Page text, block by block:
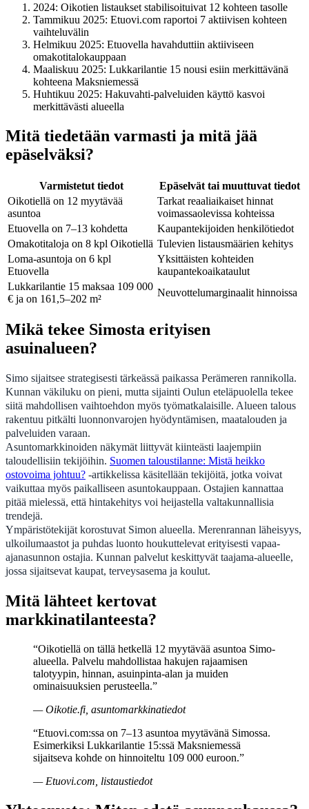
2024: Oikotien listaukset stabilisoituivat 12 kohteen tasolle
Tammikuu 2025: Etuovi.com raportoi 7 aktiivisen kohteen
vaihteluvälin
Helmikuu 2025: Etuovella havahduttiin aktiiviseen
omakotitalokauppaan
Maaliskuu 2025: Lukkarilantie 15 nousi esiin merkittävänä
kohteena Maksniemessä
Huhtikuu 2025: Hakuvahti-palveluiden käyttö kasvoi
merkittävästi alueella
Mitä tiedetään varmasti ja mitä jää
epäselväksi?
Varmistetut tiedot
Epäselvät tai muuttuvat tiedot
Oikotiellä on 12 myytävää
asuntoa
Tarkat reaaliaikaiset hinnat
voimassaolevissa kohteissa
Etuovella on 7–13 kohdetta
Kaupantekijoiden henkilötiedot
Omakotitaloja on 8 kpl Oikotiellä Tulevien listausmäärien kehitys
Loma-asuntoja on 6 kpl
Etuovella
Yksittäisten kohteiden
kaupantekoaikataulut
Lukkarilantie 15 maksaa 109 000
€ ja on 161,5–202 m²
Neuvottelumarginaalit hinnoissa
Mikä tekee Simosta erityisen
asuinalueen?
Simo sijaitsee strategisesti tärkeässä paikassa Perämeren rannikolla.
Kunnan väkiluku on pieni, mutta sijainti Oulun eteläpuolella tekee
siitä mahdollisen vaihtoehdon myös työmatkalaisille. Alueen talous
rakentuu pitkälti luonnonvarojen hyödyntämisen, maatalouden ja
palveluiden varaan.
Asuntomarkkinoiden näkymät liittyvät kiinteästi laajempiin
taloudellisiin tekijöihin. Suomen taloustilanne: Mistä heikko
ostovoima johtuu? -artikkelissa käsitellään tekijöitä, jotka voivat
vaikuttaa myös paikalliseen asuntokauppaan. Ostajien kannattaa
pitää mielessä, että hintakehitys voi heijastella valtakunnallisia
trendejä.
Ympäristötekijät korostuvat Simon alueella. Merenrannan läheisyys,
ulkoilumaastot ja puhdas luonto houkuttelevat erityisesti vapaa-
ajanasunnon ostajia. Kunnan palvelut keskittyvät taajama-alueelle,
jossa sijaitsevat kaupat, terveysasema ja koulut.
Mitä lähteet kertovat
markkinatilanteesta?
“Oikotiellä on tällä hetkellä 12 myytävää asuntoa Simo-
alueella. Palvelu mahdollistaa hakujen rajaamisen
talotyypin, hinnan, asuinpinta-alan ja muiden
ominaisuuksien perusteella.”
— Oikotie.fi, asuntomarkkinatiedot
“Etuovi.com:ssa on 7–13 asuntoa myytävänä Simossa.
Esimerkiksi Lukkarilantie 15:ssä Maksniemessä
sijaitseva kohde on hinnoiteltu 109 000 euroon.”
— Etuovi.com, listaustiedot